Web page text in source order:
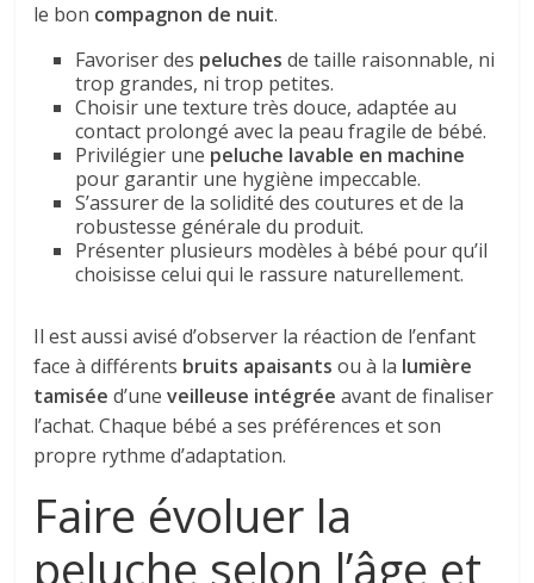
le bon compagnon de nuit.
Favoriser des peluches de taille raisonnable, ni
trop grandes, ni trop petites.
Choisir une texture très douce, adaptée au
contact prolongé avec la peau fragile de bébé.
Privilégier une peluche lavable en machine
pour garantir une hygiène impeccable.
S’assurer de la solidité des coutures et de la
robustesse générale du produit.
Présenter plusieurs modèles à bébé pour qu’il
choisisse celui qui le rassure naturellement.
Il est aussi avisé d’observer la réaction de l’enfant
face à différents bruits apaisants ou à la lumière
tamisée d’uneveilleuse intégrée avant de finaliser
l’achat. Chaque bébé a ses préférences et son
propre rythme d’adaptation.
Faire évoluer la
peluche selon l’âge et